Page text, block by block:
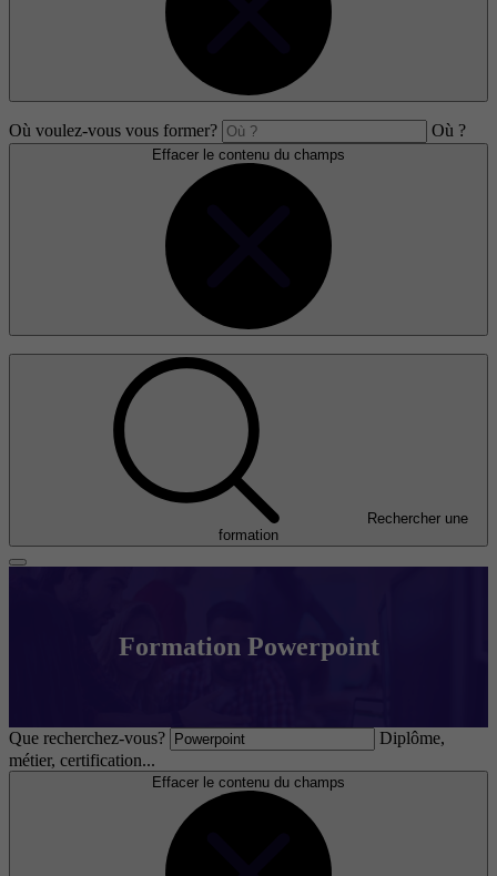
Où voulez-vous vous former? Où ?
Effacer le contenu du champs
Rechercher une
formation
Formation Powerpoint
Que recherchez-vous?
Diplôme,
métier, certification...
Effacer le contenu du champs